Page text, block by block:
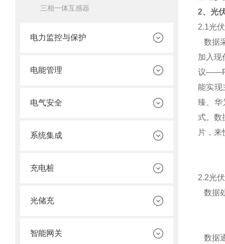
三相一体互感器
电力监控与保护
电能管理
电气安全
系统集成
充电桩
光储充
智能网关
2、光
2.1光
数据
加入现
议——
能实现
臻、华
式。数
片，
2.2光
数据
数据